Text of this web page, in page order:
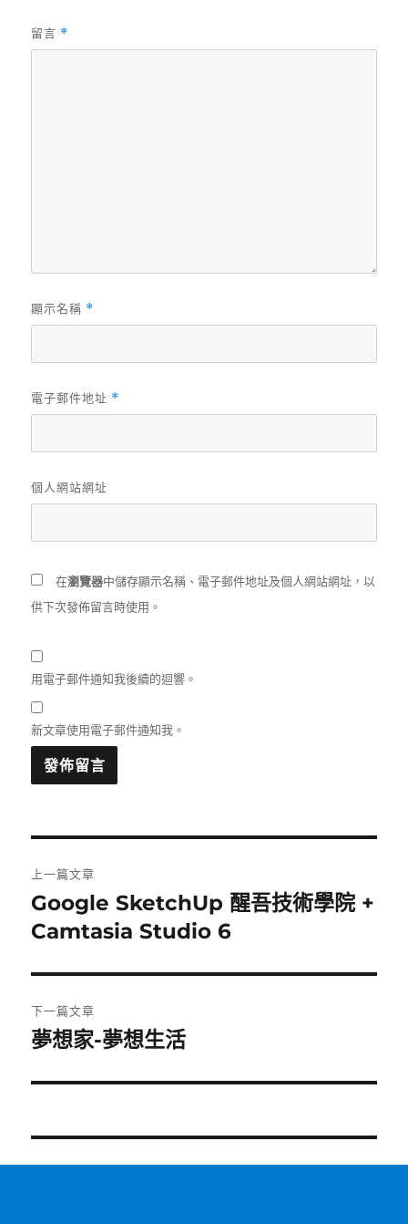
留言 *
顯示名稱 *
電子郵件地址 *
個人網站網址
在瀏覽器中儲存顯示名稱、電子郵件地址及個人網站網址，以
供下次發佈留言時使用。
用電子郵件通知我後續的迴響。
新文章使用電子郵件通知我。
章
導
覽
上一篇文章
上
一
文
章:
Google SketchUp 醒吾技術學院 +
Camtasia Studio 6
下一篇文章
下
篇
章:
夢想家-夢想生活